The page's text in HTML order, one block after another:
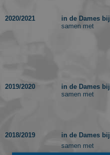
2020/2021 in de Dames bij
samen met
2019/2020 in de Dames bij
samen met
2018/2019 in de Dames bij
samen met